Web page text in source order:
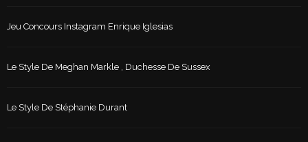
Jeu Concours Instagram Enrique Iglesias
Le Style De Meghan Markle , Duchesse De Sussex
Le Style De Stéphanie Durant